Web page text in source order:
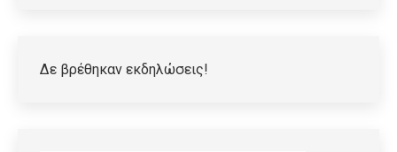
Δε βρέθηκαν εκδηλώσεις!